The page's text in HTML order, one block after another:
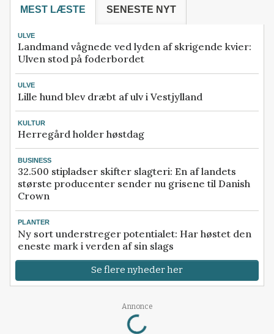
MEST LÆSTE SENESTE NYT
ULVE
Landmand vågnede ved lyden af skrigende kvier:
Ulven stod på foderbordet
ULVE
Lille hund blev dræbt af ulv i Vestjylland
KULTUR
Herregård holder høstdag
BUSINESS
32.500 stipladser skifter slagteri: En af landets
største producenter sender nu grisene til Danish
Crown
PLANTER
Ny sort understreger potentialet: Har høstet den
eneste mark i verden af sin slags
Se flere nyheder her
Annonce
Loading...